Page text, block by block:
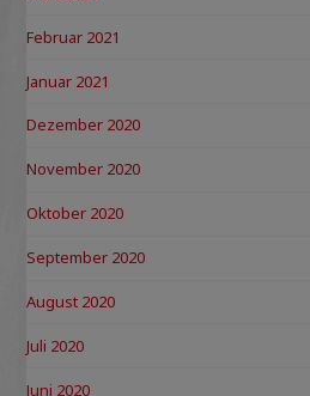
Februar 2021
Januar 2021
Dezember 2020
November 2020
Oktober 2020
September 2020
August 2020
Juli 2020
Juni 2020